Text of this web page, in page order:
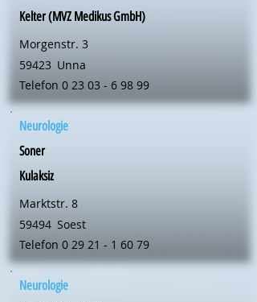
Kelter (MVZ Medikus GmbH)
Morgenstr. 3
59423 Unna
Telefon 0 23 03 - 6 98 99
Neurologie
Soner
Kulaksiz
Marktstr. 8
59494 Soest
Telefon 0 29 21 - 1 60 79
Neurologie